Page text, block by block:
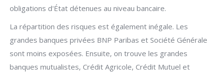
obligations d'État détenues au niveau bancaire.
La répartition des risques est également inégale. Les
grandes banques privées BNP Paribas et Société Générale
sont moins exposées. Ensuite, on trouve les grandes
banques mutualistes, Crédit Agricole, Crédit Mutuel et